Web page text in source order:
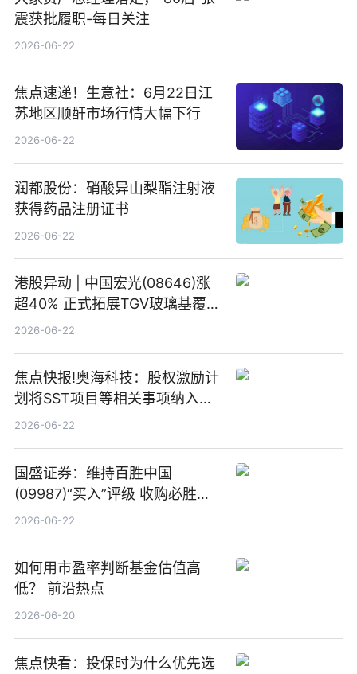
震获批履职-每日关注
2026-06-22
焦点速递！生意社：6月22日江
苏地区顺酐市场行情大幅下行
2026-06-22
润都股份：硝酸异山梨酯注射液
获得药品注册证书
2026-06-22
港股异动 | 中国宏光(08646)涨
超40% 正式拓展TGV玻璃基覆铜
板新材料业务
2026-06-22
焦点快报!奥海科技：股权激励计
划将SST项目等相关事项纳入专
项业务发展考核指标
2026-06-22
国盛证券：维持百胜中国
(09987)“买入”评级 收购必胜客
中国增厚利润加速成长 信息
2026-06-22
如何用市盈率判断基金估值高
低？ 前沿热点
2026-06-20
焦点快看：投保时为什么优先选